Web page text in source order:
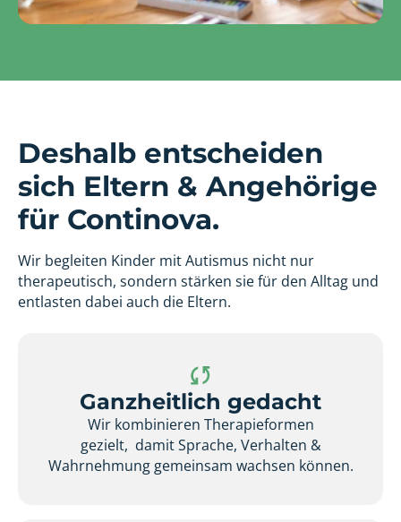
Deshalb entscheiden
sich Eltern & Angehörige
für Continova.
Wir begleiten Kinder mit Autismus nicht nur
therapeutisch, sondern stärken sie für den Alltag und
entlasten dabei auch die Eltern.
Ganzheitlich gedacht
Wir kombinieren Therapieformen
gezielt, damit Sprache, Verhalten &
Wahrnehmung gemeinsam wachsen können.